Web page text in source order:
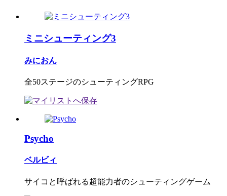
ミニシューティング3
みにおん
全50ステージのシューティングRPG
Psycho
ベルビィ
サイコと呼ばれる超能力者のシューティングゲーム